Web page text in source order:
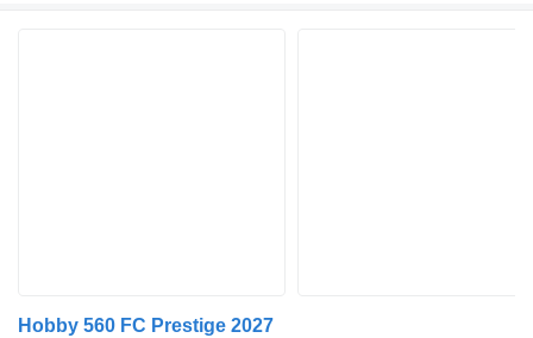
Hobby 560 FC Prestige 2027